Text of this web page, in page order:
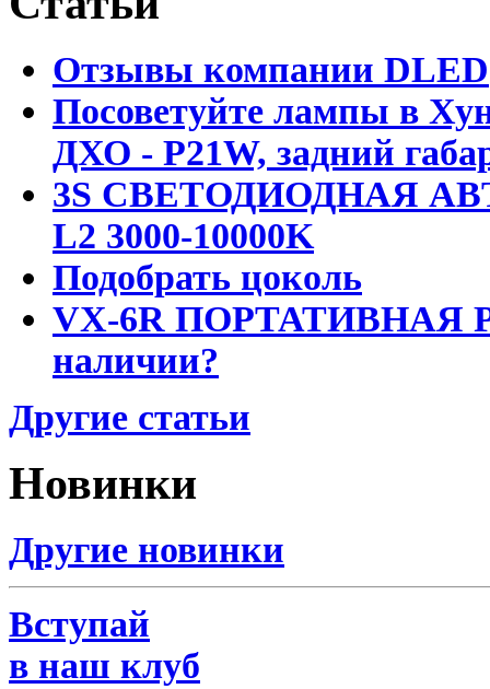
Отзывы компании DLED
Посоветуйте лампы в
ДХО - P21W, задний
3S СВЕТОДИОДНАЯ
L2 3000-10000K
Подобрать цоколь
VX-6R ПОРТАТИВНАЯ
наличии?
Другие статьи
Новинки
Другие новинки
Вступай
в наш клуб